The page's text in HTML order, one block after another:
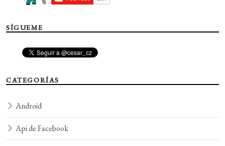
SÍGUEME
CATEGORÍAS
Android
Api de Facebook